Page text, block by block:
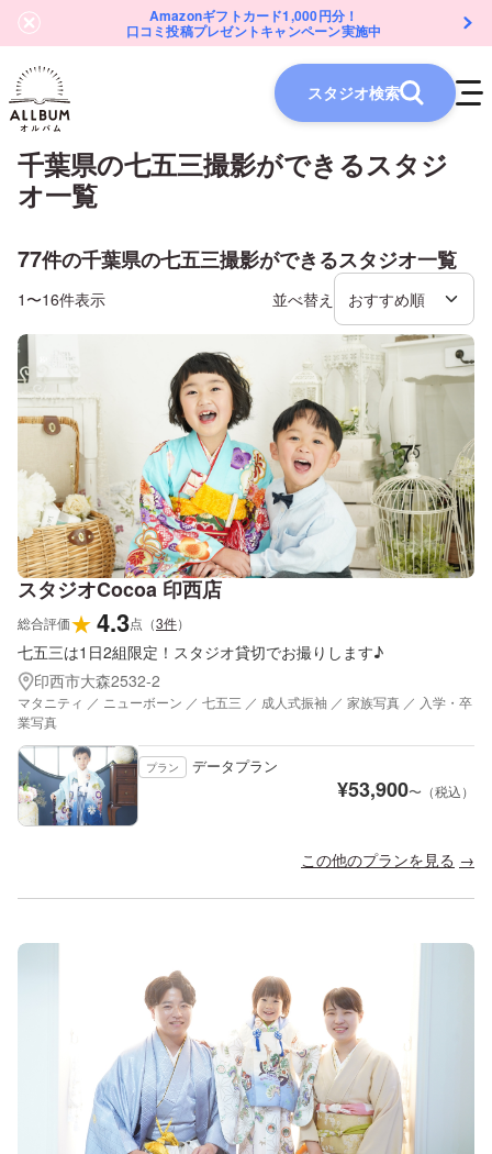
Amazonギフトカード1,000円分！
口コミ投稿プレゼントキャンペーン実施中
スタジオ検索
千葉県の七五三撮影ができるスタジ
オ一覧
77件の千葉県の七五三撮影ができるスタジオ一覧
1〜16件表示 並べ替え
スタジオCocoa 印西店
総合評価★4.3点 （3件）
七五三は1日2組限定！スタジオ貸切でお撮りします♪
印西市大森2532-2
マタニティ ／ ニューボーン ／ 七五三 ／ 成人式振袖 ／ 家族写真 ／ 入学・卒
業写真
プラン データプラン
¥53,900〜（税込）
この他のプランを見る